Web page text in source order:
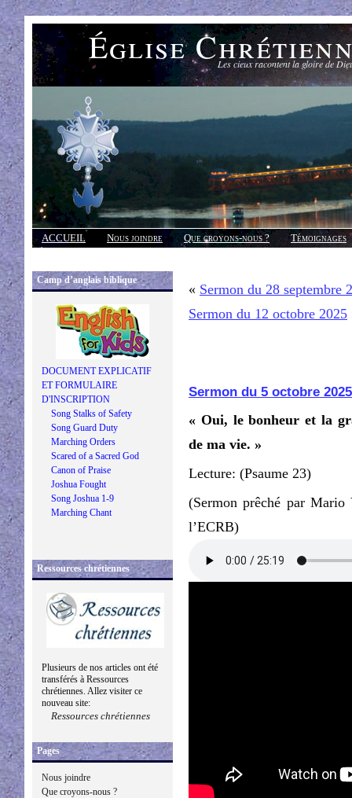
Église Les cieux racontent la gloire de
ACCUEIL Nous joindre Que croyons-nous ?
Témoignages
Réponses
Camp d’anglais biblique
DOCUMENT EXPLICATIF
ET FORMULAIRE
D'INSCRIPTION
Song Stalks of Safety
Song Guard Duty
Marching Orders
Scared of a Sacred God
Canon of Praise
Joshua Fought
Song Joshua 1-9
Marching Chant
Ressources chrétiennes
Plusieurs de nos articles ont été
transférés à Ressources
chrétiennes. Allez visiter ce
nouveau site:
Ressources chrétiennes
Pages
Nous joindre
Que croyons-nous ?
« Sermon du 28 septembre
Sermon du 12 octobre 2025
Sermon du 5 octobre 2025
« Oui, le bonheur et la
de ma vie. »
Lecture: (Psaume 23)
(Sermon prêché par
l’ECRB)